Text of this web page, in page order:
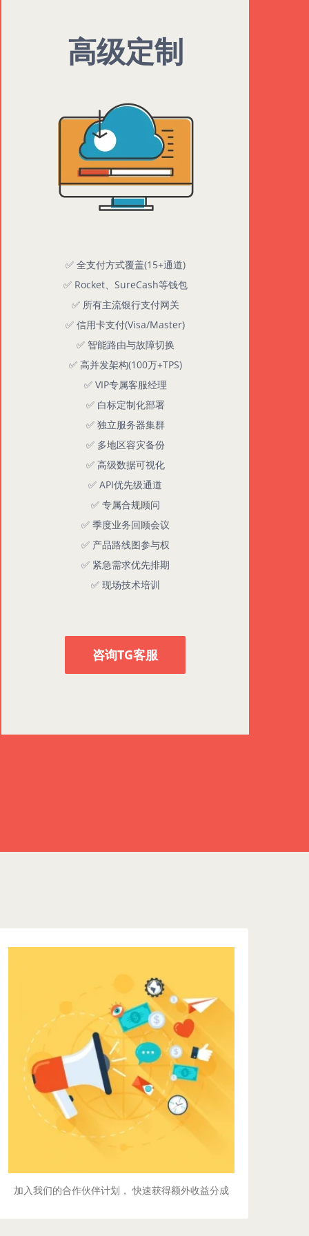
高级定制
✅ 全支付方式覆盖(15+通道)
✅ Rocket、SureCash等钱包
✅ 所有主流银行支付网关
✅ 信用卡支付(Visa/Master)
✅ 智能路由与故障切换
✅ 高并发架构(100万+TPS)
✅ VIP专属客服经理
✅ 白标定制化部署
✅ 独立服务器集群
✅ 多地区容灾备份
✅ 高级数据可视化
✅ API优先级通道
✅ 专属合规顾问
✅ 季度业务回顾会议
✅ 产品路线图参与权
✅ 紧急需求优先排期
✅ 现场技术培训
咨询TG客服
加入我们的合作伙伴计划， 快速获得额外收益分成
合作伙伴计划
成为我们的业务合作伙伴，
每推荐一个成功客户获得丰厚佣金。
提供专业的技术支持和营销资料，
助您快速拓展孟加拉支付业务。
立即加入!